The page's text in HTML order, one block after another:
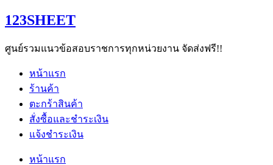
Skip
to
123SHEET
ศูนย์รวมแนวข้อสอบราชการทุกหน่วยงาน จัดส่งฟรี!!
หน้าแรก
ร้านค้า
ตะกร้าสินค้า
สั่งซื้อและชำระเงิน
แจ้งชำระเงิน
หน้าแรก